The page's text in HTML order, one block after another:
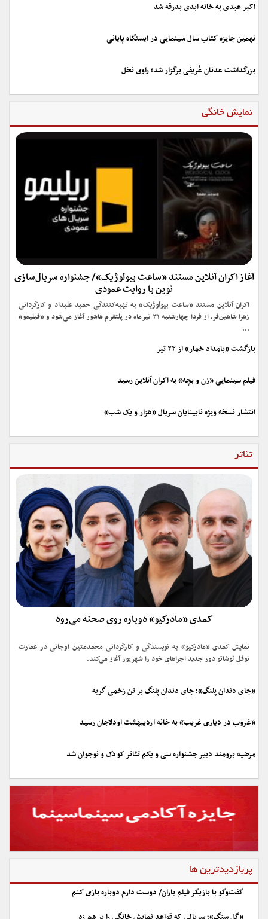
اکبر عبدی به خانه ابدی بدرقه شد
نهمین جایزه کتاب سال سینمایی در ایستگاه پایانی
بزرگداشت عدنان غُریفی برگزار شد؛ راوی نخل
نمایش خانگی
آغاز اکران آنلاین مستند «ساعت بیولوژیک»/ جشنواره سریال‌سازی
نوین با روایت عمودی
اکران آنلاین مستند «ساعت بیولوژیک» به تهیه‌کنندگی حمید علیداد و کارگردانی
زهرا شاهین‌فر، از فردا چهارشنبه ۳۱ تیرماه در پلتفرم هاشور آغاز می‌شود و «فیلیمو»
...
بازگشت «بامداد خمار» از ۲۲ تیر
فیلم سینمایی «زن و بچه» به اکران آنلاین رسید
انتشار نسخه ویژه نابینایان سریال «هزار و یک شب»
تئاتر
کمدی «مادرکیو» دوباره روی صحنه می‌رود
نمایش کمدی «مادرکیو» به نویسندگی و کارگردانی محمدمتین اوجانی در عمارت
نوفل لوشاتو دور جدید اجراهای خود را شهریور آغاز می‌کند.
«جای دندان پلنگ»؛ جای دندان پلنگ بر تن زخمی گربه
«غروب در دیاری غریب» به خانه اردیبهشت اودلاجان رسید
مرضیه برومند دبیر جشنواره سی و یکم تئاتر کودک و نوجوان شد
پربازدیدترین ها
گفت‌وگو با بازیگر فیلم باران/ دوست دارم دوباره بازی کنم